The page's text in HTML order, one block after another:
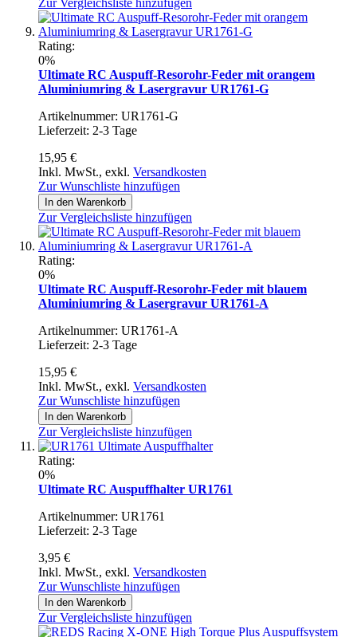
Rating:
0%
Ultimate RC Auspuff-Resorohr-Feder mit orangem
Aluminiumring & Lasergravur UR1761-G
Artikelnummer: UR1761-G
Lieferzeit: 2-3 Tage
15,95 €
Inkl. MwSt., exkl. Versandkosten
Zur Wunschliste hinzufügen
In den Warenkorb
Zur Vergleichsliste hinzufügen
Rating:
0%
Ultimate RC Auspuff-Resorohr-Feder mit blauem
Aluminiumring & Lasergravur UR1761-A
Artikelnummer: UR1761-A
Lieferzeit: 2-3 Tage
15,95 €
Inkl. MwSt., exkl. Versandkosten
Zur Wunschliste hinzufügen
In den Warenkorb
Zur Vergleichsliste hinzufügen
Rating:
0%
Ultimate RC Auspuffhalter UR1761
Artikelnummer: UR1761
Lieferzeit: 2-3 Tage
3,95 €
Inkl. MwSt., exkl. Versandkosten
Zur Wunschliste hinzufügen
In den Warenkorb
Zur Vergleichsliste hinzufügen